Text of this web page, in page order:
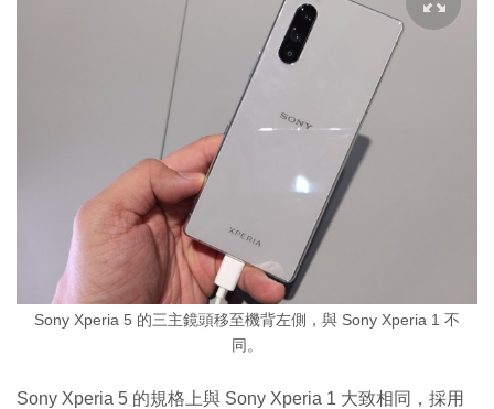
Sony Xperia 5 的三主鏡頭移至機背左側，與 Sony Xperia 1 不
同。
Sony Xperia 5 的規格上與 Sony Xperia 1 大致相同，採用